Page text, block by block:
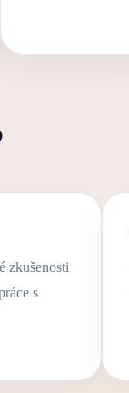
zkušenosti
s